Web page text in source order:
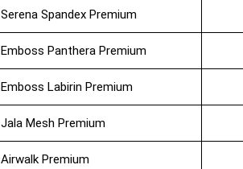
Serena Spandex Premium
Emboss Panthera Premium
Emboss Labirin Premium
Jala Mesh Premium
Airwalk Premium